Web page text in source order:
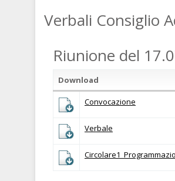
Verbali Consiglio
Riunione del
Download
Convocazione
Verbale